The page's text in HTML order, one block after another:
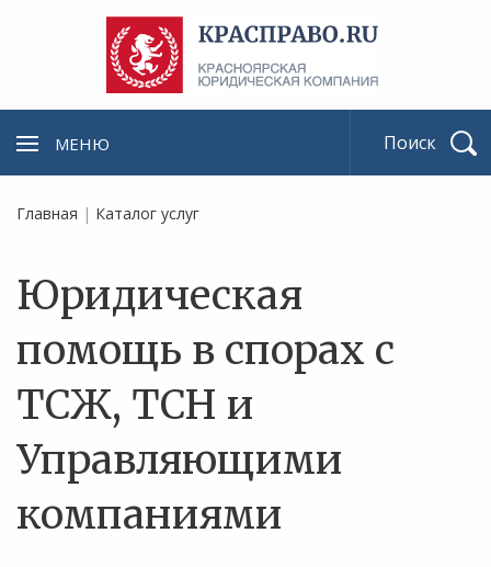
МЕНЮ
Главная | Каталог услуг
Юридическая
помощь в спорах с
ТСЖ, ТСН и
Управляющими
компаниями